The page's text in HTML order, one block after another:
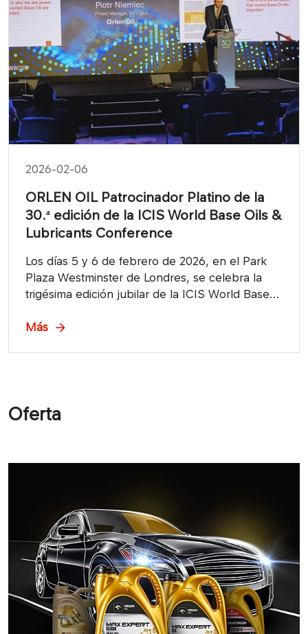
2026-02-06
ORLEN OIL Patrocinador Platino de la
30.ª edición de la ICIS World Base Oils &
Lubricants Conference
Los días 5 y 6 de febrero de 2026, en el Park
Plaza Westminster de Londres, se celebra la
trigésima edición jubilar de la ICIS World Base
eventos más importantes del sector dedicados
Más
Oferta